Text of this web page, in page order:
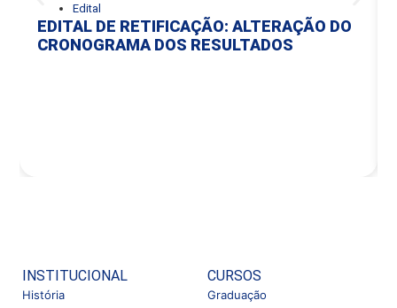
Edital
EDITAL DE RETIFICAÇÃO: ALTERAÇÃO DO
CRONOGRAMA DOS RESULTADOS
INSTITUCIONAL
História
CURSOS
Graduação